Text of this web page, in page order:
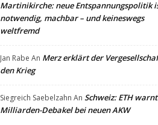
Magnikirchplatz in eine Open-Air-Bühne
Sieglind Saebelzahn
notwendig, machbar – und keineswegs
weltfremd
Helmut Käß AnPeter Brandt in der
Martinikirche: neue Entspannungspolitik ist